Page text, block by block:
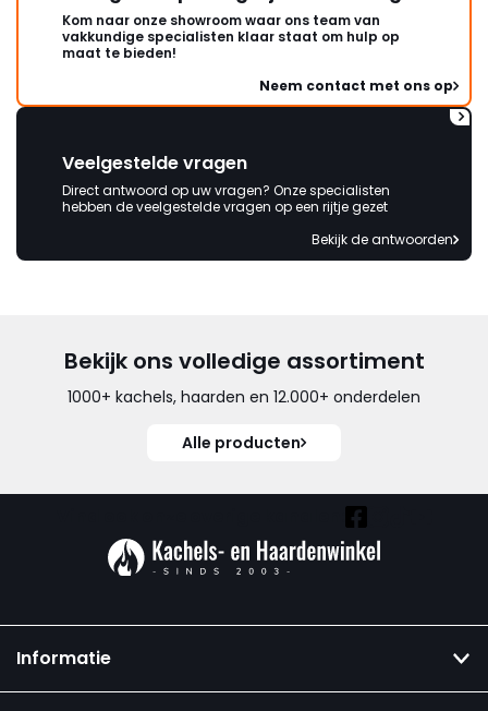
Kom naar onze showroom waar ons team van
vakkundige specialisten klaar staat om hulp op
maat te bieden!
Neem contact met ons op
Veelgestelde vragen
Direct antwoord op uw vragen? Onze specialisten
hebben de veelgestelde vragen op een rijtje gezet
Bekijk de antwoorden
Bekijk ons volledige assortiment
1000+ kachels, haarden en 12.000+ onderdelen
Alle producten
Informatie